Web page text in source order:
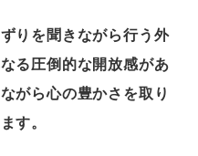
りを聞きながら行う外
る圧倒的な開放感があ
がら心の豊かさを取り
す。